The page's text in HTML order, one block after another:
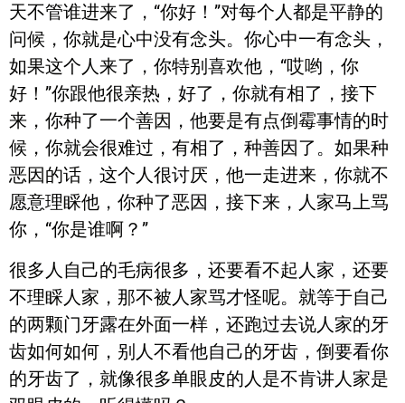
天不管谁进来了，“你好！”对每个人都是平静的
问候，你就是心中没有念头。你心中一有念头，
如果这个人来了，你特别喜欢他，“哎哟，你
好！”你跟他很亲热，好了，你就有相了，接下
来，你种了一个善因，他要是有点倒霉事情的时
候，你就会很难过，有相了，种善因了。如果种
恶因的话，这个人很讨厌，他一走进来，你就不
愿意理睬他，你种了恶因，接下来，人家马上骂
你，“你是谁啊？”
很多人自己的毛病很多，还要看不起人家，还要
不理睬人家，那不被人家骂才怪呢。就等于自己
的两颗门牙露在外面一样，还跑过去说人家的牙
齿如何如何，别人不看他自己的牙齿，倒要看你
的牙齿了，就像很多单眼皮的人是不肯讲人家是